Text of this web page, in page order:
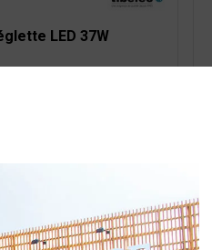
LED 37W
IP44 blanc 50cm